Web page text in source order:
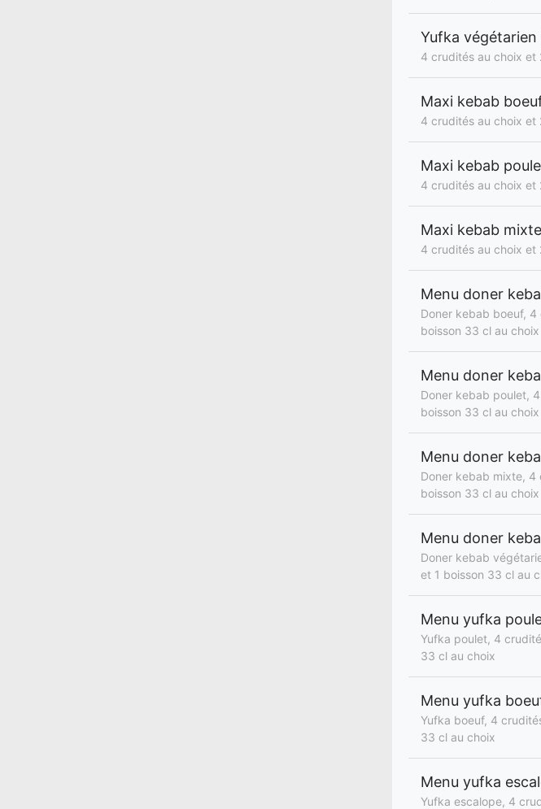
Yufka végétarien
4 crudités au choix et
Maxi kebab
4 crudités au choix et
Maxi kebab
4 crudités au choix et
Maxi kebab mixte
4 crudités au choix et
Menu doner
Doner kebab boeuf,
boisson 33 cl au choix
Menu doner
Doner kebab poulet,
boisson 33 cl au choix
Menu doner
Doner kebab mixte, 4
boisson 33 cl au choix
Menu doner
Doner kebab
et 1 boisson 33 cl au
Menu yufka
Yufka poulet, 4
33 cl au choix
Menu yufka
Yufka boeuf, 4
33 cl au choix
Menu yufka
Yufka escalope, 4